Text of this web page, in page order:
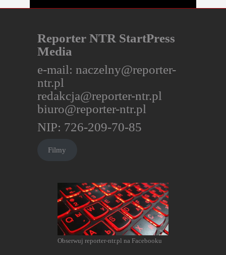
Reporter NTR StartPress
Media
e-mail: naczelny@reporter-
ntr.pl
redakcja@reporter-ntr.pl
biuro@reporter-ntr.pl
NIP: 726-209-70-85
Filmy
Obserwuj reporter-ntr.pl na Facebooku